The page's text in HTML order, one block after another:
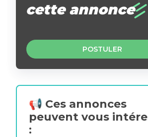
cette annonce
POSTULER
📢 Ces annonces
peuvent vous
: